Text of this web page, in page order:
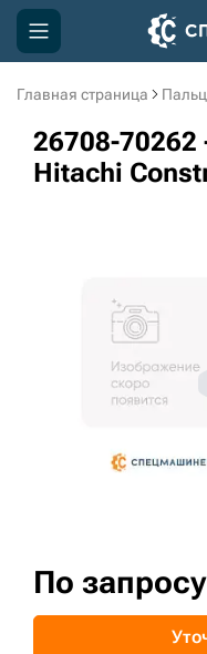
Главная страница
26708-
Hitachi
По запросу
Компания
Акции
3D тур по производству
3D тур по складам
sksale@skdst.ru